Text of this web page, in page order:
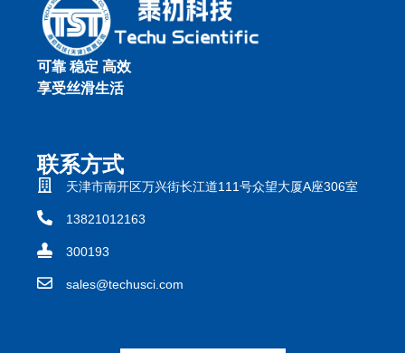
可靠 稳定 高效
享受丝滑生活
联系方式
天津市南开区万兴街长江道111号众望大厦A座306室
13821012163
300193
sales@techusci.com